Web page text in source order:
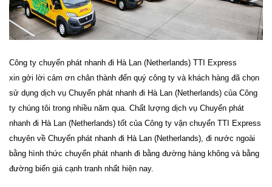
Công ty chuyển phát nhanh đi Hà Lan (Netherlands) TTI Express
xin gởi lời cảm ơn chân thành đến quý công ty và khách hàng đã chọn
sử dụng dịch vụ Chuyển phát nhanh đi Hà Lan (Netherlands) của Công
ty chúng tôi trong nhiều năm qua. Chất lượng dịch vụ Chuyển phát
nhanh đi Hà Lan (Netherlands) tốt của Công ty vận chuyển TTI Express
chuyên về Chuyển phát nhanh đi Hà Lan (Netherlands), đi nước ngoài
bằng hình thức chuyển phát nhanh đi bằng đường hàng không và bằng
đường biển giá cạnh tranh nhất hiện nay.